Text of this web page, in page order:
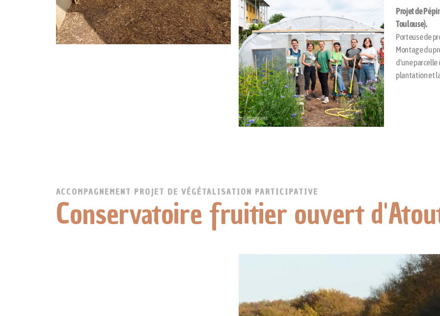
Projet de
Toulouse).
Porteuse de
Montage du
d'une parcelle
plantation et
ACCOMPAGNEMENT PROJET DE VÉGÉTALISATION PARTICIPATIVE
Conservatoire fruitier ouvert